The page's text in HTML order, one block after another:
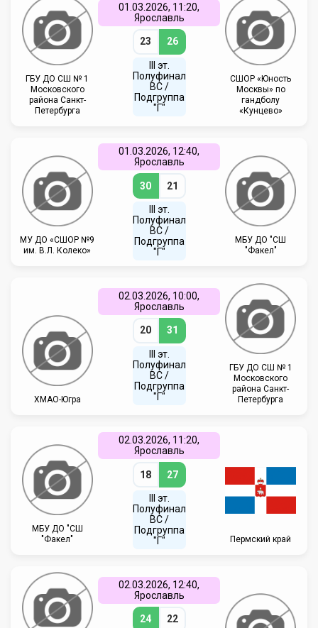
ГБУ ДО СШ № 1
Московского
района Санкт-
Петербурга
01.03.2026, 11:20,
Ярославль
23 26
III эт.
Полуфинал
ВC /
Подгруппа
"Г"
СШОР «Юность
Москвы» по
гандболу
«Кунцево»
МУ ДО «СШОР №9
им. В.Л. Колеко»
01.03.2026, 12:40,
Ярославль
30 21
III эт.
Полуфинал
ВC /
Подгруппа
"Г"
МБУ ДО "СШ
"Факел"
ХМАО-Югра
02.03.2026, 10:00,
Ярославль
20 31
III эт.
Полуфинал
ВC /
Подгруппа
"Г"
ГБУ ДО СШ № 1
Московского
района Санкт-
Петербурга
МБУ ДО "СШ
"Факел"
02.03.2026, 11:20,
Ярославль
18 27
III эт.
Полуфинал
ВC /
Подгруппа
"Г"
Пермский край
02.03.2026, 12:40,
Ярославль
24 22